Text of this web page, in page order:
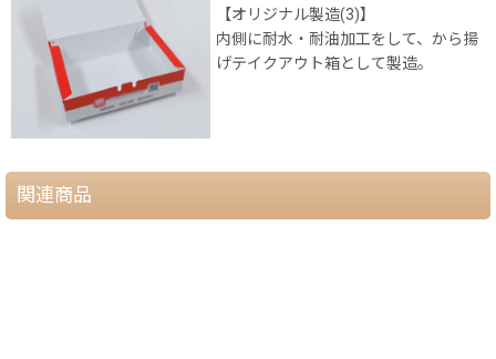
【オリジナル製造(3)】
内側に耐水・耐油加工をして、から揚
げテイクアウト箱として製造。
関連商品